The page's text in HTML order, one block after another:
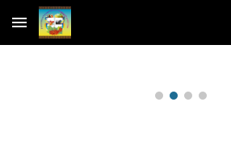
Skip to main content